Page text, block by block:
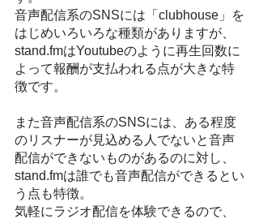
音声配信系のSNSには「clubhouse」を
はじめいろいろな種類がありますが、
stand.fmはYoutubeのように再生回数に
よって報酬が支払われる点が大きな特
徴です。
また音声配信系のSNSには、ある程度
のリスナーが見込める人でないと音声
配信ができないものがあるのに対し、
stand.fmは誰でも音声配信ができるとい
う点も特徴。
気軽にラジオ配信を体験できるので、